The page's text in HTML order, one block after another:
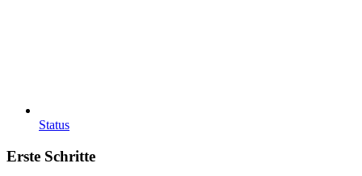
Status
Erste Schritte